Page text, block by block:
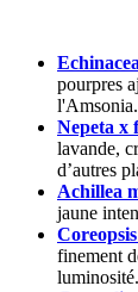
pourpres
l'Amsonia.
Nepeta x
lavande,
d’autres
Achillea
jaune
finement
luminosité.